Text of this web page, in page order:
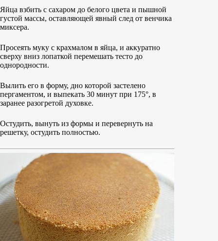
Яйца взбить с сахаром до белого цвета и пышной
густой массы, оставляющей явный след от венчика
миксера.
Просеять муку с крахмалом в яйца, и аккуратно
сверху вниз лопаткой перемешать тесто до
однородности.
Вылить его в форму, дно которой застелено
пергаментом, и выпекать 30 минут при 175°, в
заранее разогретой духовке.
Остудить, вынуть из формы и перевернуть на
решетку, остудить полностью.